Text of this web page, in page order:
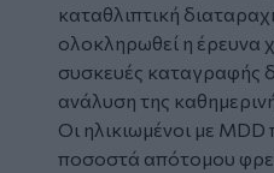
καταθλιπτική
ολοκληρωθεί η έρευνα
συσκευές καταγραφής
ανάλυση της
Οι ηλικιωμένοι με
ποσοστά απότομου